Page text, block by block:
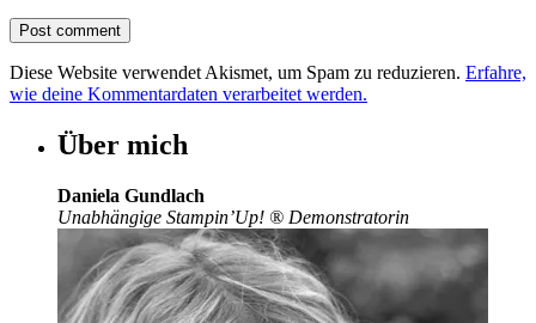
Diese Website verwendet Akismet, um Spam zu reduzieren. Erfahre,
wie deine Kommentardaten verarbeitet werden.
Über mich
Daniela Gundlach
Unabhängige Stampin’Up! ® Demonstratorin